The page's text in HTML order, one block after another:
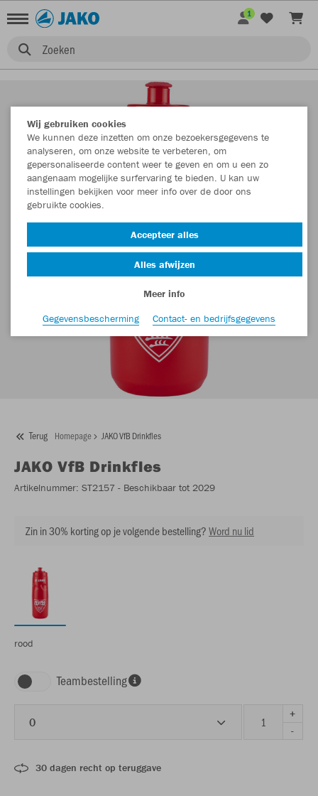
Zoeken
1
Terug Homepage JAKO VfB Drinkfles
JAKO VfB Drinkfles
Artikelnummer: ST2157 - Beschikbaar tot 2029
Zin in 30% korting op je volgende bestelling?Word nu lid
rood
Teambestelling
0
+
-
30 dagen recht op teruggave
Wij gebruiken cookies
We kunnen deze inzetten om onze bezoekersgegevens te
analyseren, om onze website te verbeteren, om
gepersonaliseerde content weer te geven en om u een zo
aangenaam mogelijke surfervaring te bieden. U kan uw
instellingen bekijken voor meer info over de door ons
gebruikte cookies.
Accepteer alles
Alles afwijzen
Meer info
Gegevensbescherming
Contact- en bedrijfsgegevens